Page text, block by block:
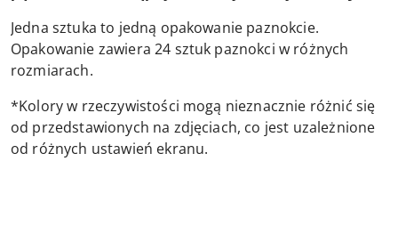
Jedna sztuka to jedną opakowanie paznokcie.
Opakowanie zawiera 24 sztuk paznokci w różnych
rozmiarach.
*Kolory w rzeczywistości mogą nieznacznie różnić się
od przedstawionych na zdjęciach, co jest uzależnione
od różnych ustawień ekranu.